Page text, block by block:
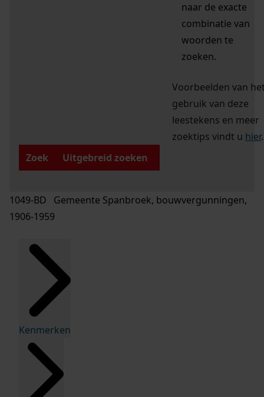
naar de exacte
combinatie van
woorden te
zoeken.
Voorbeelden van
gebruik van deze
leestekens en meer
zoektips vindt u hier.
Zoek
Uitgebreid zoeken
1049-BD Gemeente Spanbroek, bouwvergunningen,
1906-1959
Kenmerken